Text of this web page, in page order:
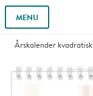
MENU
Årskalender kvadratisk